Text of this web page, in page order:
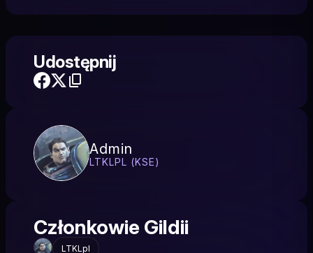
Udostępnij
Admin
LTKLPL (KSE)
Członkowie Gildii
LTKLpl